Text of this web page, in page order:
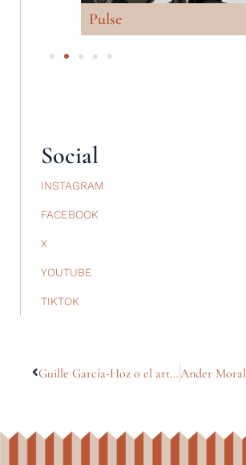
Pulse
Social
INSTAGRAM
FACEBOOK
X
YOUTUBE
TIKTOK
Guille García-Hoz o el arte de habitar lo extraordinario en Conde Duque